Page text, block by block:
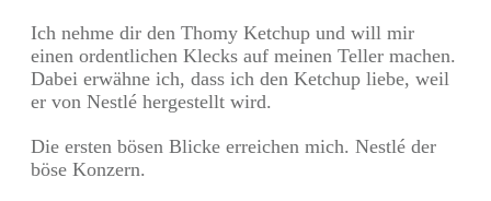
Ich nehme dir den Thomy Ketchup und will mir
einen ordentlichen Klecks auf meinen Teller machen.
Dabei erwähne ich, dass ich den Ketchup liebe, weil
er von Nestlé hergestellt wird.
Die ersten bösen Blicke erreichen mich. Nestlé der
böse Konzern.